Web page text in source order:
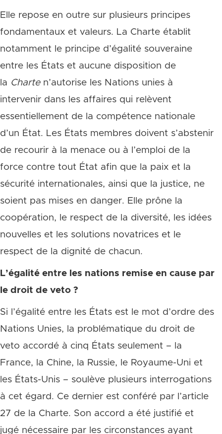
Elle repose en outre sur plusieurs principes
fondamentaux et valeurs. La Charte établit
notamment le principe d’égalité souveraine
entre les États et aucune disposition de
la Charten’autorise les Nations unies à
intervenir dans les affaires qui relèvent
essentiellement de la compétence nationale
d’un État. Les États membres doivent s’abstenir
de recourir à la menace ou à l’emploi de la
force contre tout État afin que la paix et la
sécurité internationales, ainsi que la justice, ne
soient pas mises en danger. Elle prône la
coopération, le respect de la diversité, les idées
nouvelles et les solutions novatrices et le
respect de la dignité de chacun.
L’égalité entre les nations remise en cause par
le droit de veto ?
Si l’égalité entre les États est le mot d’ordre des
Nations Unies, la problématique du droit de
veto accordé à cinq États seulement – la
France, la Chine, la Russie, le Royaume-Uni et
les États-Unis – soulève plusieurs interrogations
à cet égard. Ce dernier est conféré par l’article
27 de la Charte. Son accord a été justifié et
jugé nécessaire par les circonstances ayant